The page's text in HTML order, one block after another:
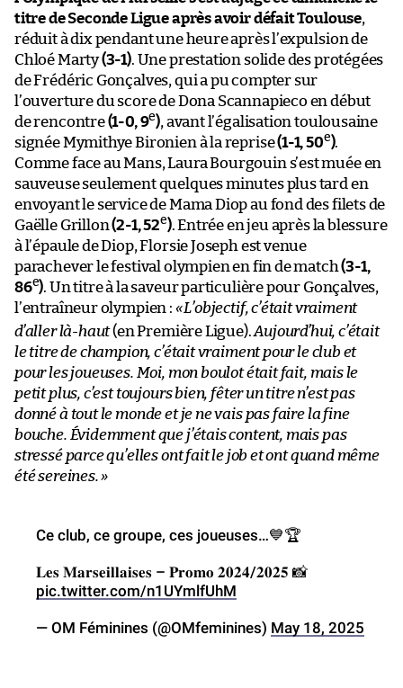
titre de Seconde Ligue après avoir défait Toulouse,
réduit à dix pendant une heure après l’expulsion de
Chloé Marty(3-1). Une prestation solide des protégées
de Frédéric Gonçalves, qui a pu compter sur
l’ouverture du score de Dona Scannapieco en début
de rencontre(1-0, 9e), avant l’égalisation toulousaine
signée Mymithye Bironien à la reprise(1-1, 50e).
Comme face au Mans, Laura Bourgouin s’est muée en
sauveuse seulement quelques minutes plus tard en
envoyant le service de Mama Diop au fond des filets de
Gaëlle Grillon(2-1, 52e). Entrée en jeu après la blessure
à l’épaule de Diop, Florsie Joseph est venue
parachever le festival olympien en fin de match(3-1,
86e). Un titre à la saveur particulière pour Gonçalves,
l’entraîneur olympien : «L’objectif, c’était vraiment
d’aller là-haut(en Première Ligue).Aujourd’hui, c’était
le titre de champion, c’était vraiment pour le club et
pour les joueuses. Moi, mon boulot était fait, mais le
petit plus, c’est toujours bien, fêter un titre n’est pas
donné à tout le monde et je ne vais pas faire la fine
bouche. Évidemment que j’étais content, mais pas
stressé parce qu’elles ont fait le job et ont quand même
été sereines. »
Ce club, ce groupe, ces joueuses…💙🏆
𝐋𝐞𝐬 𝐌𝐚𝐫𝐬𝐞𝐢𝐥𝐥𝐚𝐢𝐬𝐞𝐬 – 𝐏𝐫𝐨𝐦𝐨 𝟐𝟎𝟐𝟒/𝟐𝟎𝟐𝟓 📸
pic.twitter.com/n1UYmlfUhM
— OM Féminines (@OMfeminines) May 18, 2025